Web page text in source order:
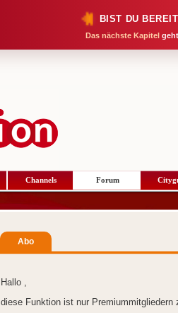
BIST DU
Das nächste Kapitel
Channels Forum
Abo
Hallo ,
diese Funktion ist nur Premiummitgliedern